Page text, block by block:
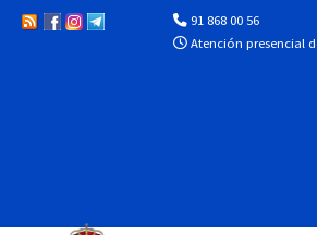
91 868 00 56
Atención presencial